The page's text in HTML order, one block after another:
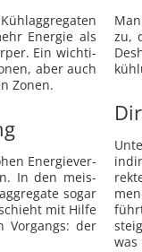
En­er­gie als
Ein wich­ti­
aber auch
Zonen.
En­er­gie­ver­
In den meis­
sogar
mit Hilfe
Vor­gangs: der
zu,
was